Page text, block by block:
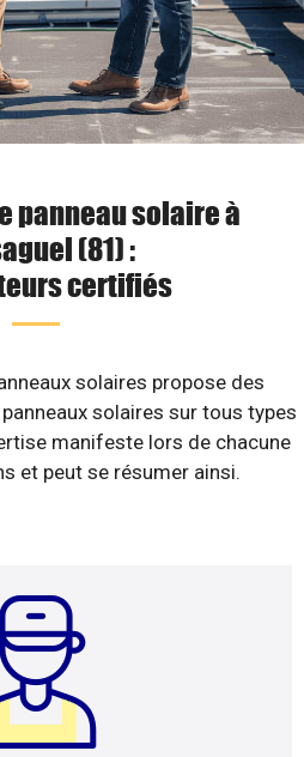
panneau solaire à
(81) :
certifiés
solaires propose des
solaires sur tous types
manifeste lors de chacune
et peut se résumer ainsi.